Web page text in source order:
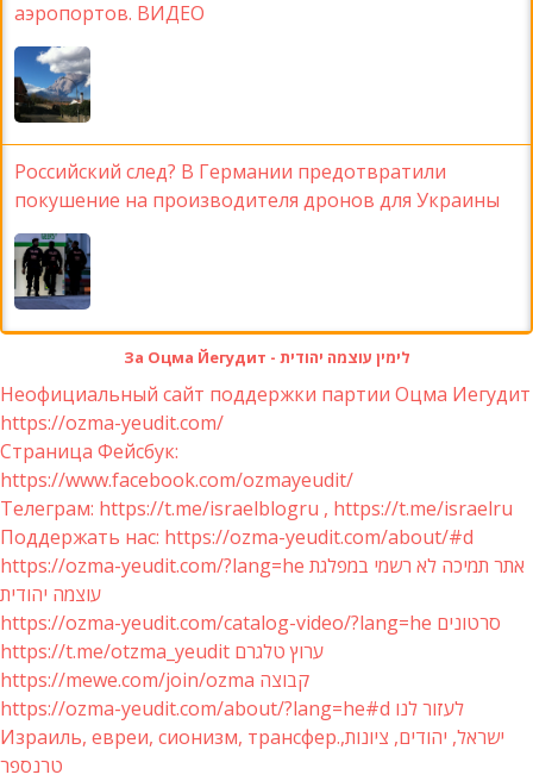
аэропортов. ВИДЕО
Российский след? В Германии предотвратили
покушение на производителя дронов для Украины
За Оцма Йегудит - לימין עוצמה יהודית
Неофициальный сайт поддержки партии Оцма Иегудит
https://ozma-yeudit.com/
Страница Фейсбук:
https://www.facebook.com/ozmayeudit/
Телеграм: https://t.me/israelblogru , https://t.me/israelru
Поддержать нас: https://ozma-yeudit.com/about/#d
https://ozma-yeudit.com/?lang=he אתר תמיכה לא רשמי במפלגת
עוצמה יהודית
https://ozma-yeudit.com/catalog-video/?lang=he סרטונים
https://t.me/otzma_yeudit ערוץ טלגרם
https://mewe.com/join/ozma קבוצה
https://ozma-yeudit.com/about/?lang=he#d לעזור לנו
Израиль, евреи, сионизм, трансфер.ישראל, יהודים, ציונות,
טרנספר